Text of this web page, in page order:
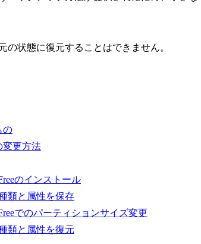
の状態に復元することはできません。
の
変更方法
のインストール
類と属性を保存
でのパーティションサイズ変更
類と属性を復元